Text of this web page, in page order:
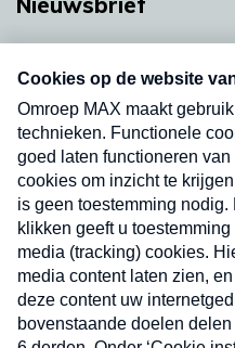
nieuwsbrief. Elke
uw mailbox.